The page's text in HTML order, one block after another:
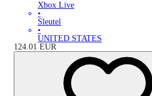
Xbox Live
•
Sleutel
•
UNITED STATES
124.01 EUR